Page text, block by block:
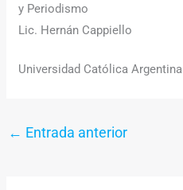
y Periodismo
Lic. Hernán Cappiello
Universidad Católica Argentina
← Entrada anterior